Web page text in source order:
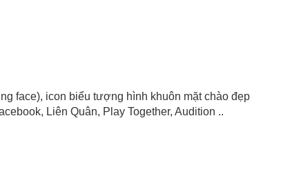
face), icon biểu tượng hình khuôn mặt chào đẹp
Liên Quân, Play Together, Audition ..